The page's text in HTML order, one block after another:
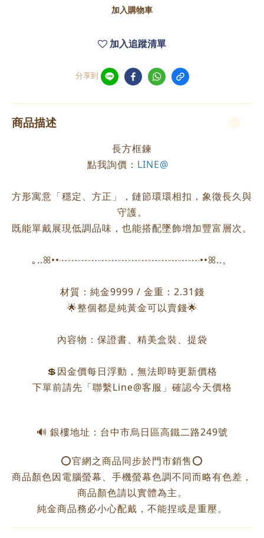
加入購物車
加入追蹤清單
分享到
商品描述
長方框鍊
點我詢價： LINE@
方形寓意「穩定、方正」，鏈節環環相扣，象徵長久與
守護。
既能單戴展現低調品味，也能搭配墜飾增加豐富層次。
｡..ꕤ••┈┈┈┈┈┈┈┈┈┈┈┈┈┈••ꕤ..。
材質：純金9999 / 金重：2.31錢
🌟整個都是純黃金可以賣錢🌟
內容物：保證書、精美盒裝、提袋
💲因金價每日浮動，無法即時更新價格
下單前請先「聯繫Line@客服」確認今天價格
🔊 銀樓地址：台中市烏日區高鐵二路249號
⭕️官網之商品同步於門市銷售⭕️
商品顏色因電腦螢幕、手機螢幕色調不同而略有色差，
商品顏色請以實體為主。
純金商品務必小心配戴，不能捏或是重壓。